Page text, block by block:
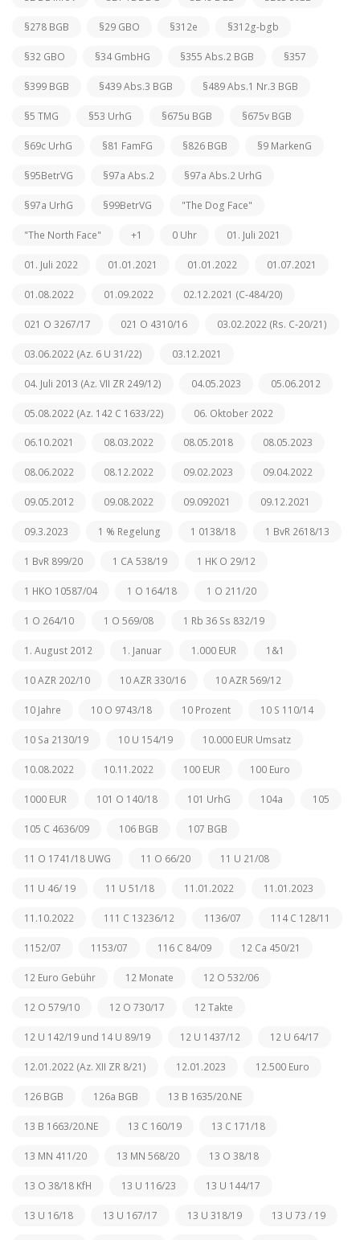
§278 BGB §29 GBO §312e §312g-bgb
§32 GBO §34 GmbHG §355 Abs.2 BGB §357
§399 BGB §439 Abs.3 BGB §489 Abs.1 Nr.3 BGB
§5 TMG §53 UrhG §675u BGB §675v BGB
§69c UrhG §81 FamFG §826 BGB §9 MarkenG
§95BetrVG §97a Abs.2 §97a Abs.2 UrhG
§97a UrhG §99BetrVG "The Dog Face"
"The North Face" +1 0 Uhr 01. Juli 2021
01. Juli 2022 01.01.2021 01.01.2022 01.07.2021
01.08.2022 01.09.2022 02.12.2021 (C-484/20)
021 O 3267/17 021 O 4310/16 03.02.2022 (Rs. C-20/21)
03.06.2022 (Az. 6 U 31/22) 03.12.2021
04. Juli 2013 (Az. VII ZR 249/12) 04.05.2023 05.06.2012
05.08.2022 (Az. 142 C 1633/22) 06. Oktober 2022
06.10.2021 08.03.2022 08.05.2018 08.05.2023
08.06.2022 08.12.2022 09.02.2023 09.04.2022
09.05.2012 09.08.2022 09.092021 09.12.2021
09.3.2023 1 % Regelung 1 0138/18 1 BvR 2618/13
1 BvR 899/20 1 CA 538/19 1 HK O 29/12
1 HKO 10587/04 1 O 164/18 1 O 211/20
1 O 264/10 1 O 569/08 1 Rb 36 Ss 832/19
1. August 2012 1. Januar 1.000 EUR 1&1
10 AZR 202/10 10 AZR 330/16 10 AZR 569/12
10 Jahre 10 O 9743/18 10 Prozent 10 S 110/14
10 Sa 2130/19 10 U 154/19 10.000 EUR Umsatz
10.08.2022 10.11.2022 100 EUR 100 Euro
1000 EUR 101 O 140/18 101 UrhG 104a 105
105 C 4636/09 106 BGB 107 BGB
11 O 1741/18 UWG 11 O 66/20 11 U 21/08
11 U 46/ 19 11 U 51/18 11.01.2022 11.01.2023
11.10.2022 111 C 13236/12 1136/07 114 C 128/11
1152/07 1153/07 116 C 84/09 12 Ca 450/21
12 Euro Gebühr 12 Monate 12 O 532/06
12 O 579/10 12 O 730/17 12 Takte
12 U 142/19 und 14 U 89/19 12 U 1437/12 12 U 64/17
12.01.2022 (Az. XII ZR 8/21) 12.01.2023 12.500 Euro
126 BGB 126a BGB 13 B 1635/20.NE
13 B 1663/20.NE 13 C 160/19 13 C 171/18
13 MN 411/20 13 MN 568/20 13 O 38/18
13 O 38/18 KfH 13 U 116/23 13 U 144/17
13 U 16/18 13 U 167/17 13 U 318/19 13 U 73 / 19